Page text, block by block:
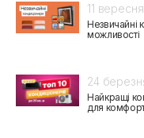
11
Незвичайні
можливості
24
Найкращі
для